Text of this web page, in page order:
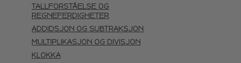
TALLFORSTÅELSE OG
REGNEFERDIGHETER
ADDIDSJON OG SUBTRAKSJON
MULTIPLIKASJON OG DIVISJON
KLOKKA